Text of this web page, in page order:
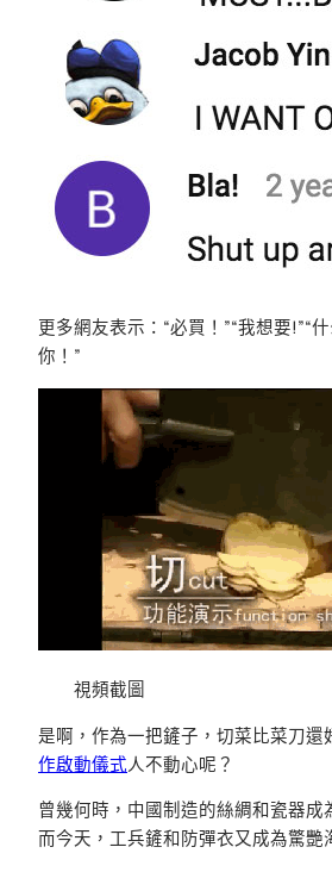
更多網友表示：“必買！”“我想要!”“
你！”
視頻截圖
是啊，作為一把鏟子，切菜比菜刀還
作啟動儀式人不動心呢？
曾幾何時，中國制造的絲綢和瓷器成
而今天，工兵鏟和防彈衣又成為驚艷